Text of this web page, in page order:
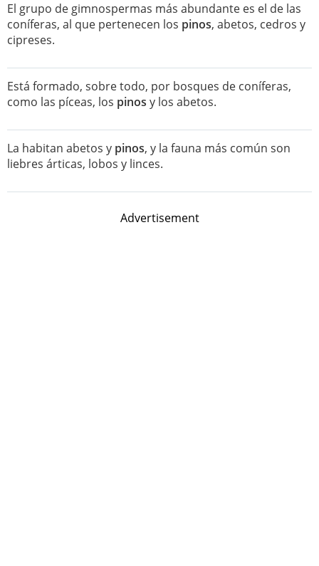
El grupo de gimnospermas más abundante es el de las
coníferas, al que pertenecen los pinos, abetos, cedros y
cipreses.
Está formado, sobre todo, por bosques de coníferas,
como las píceas, los pinos y los abetos.
La habitan abetos y pinos, y la fauna más común son
liebres árticas, lobos y linces.
Advertisement